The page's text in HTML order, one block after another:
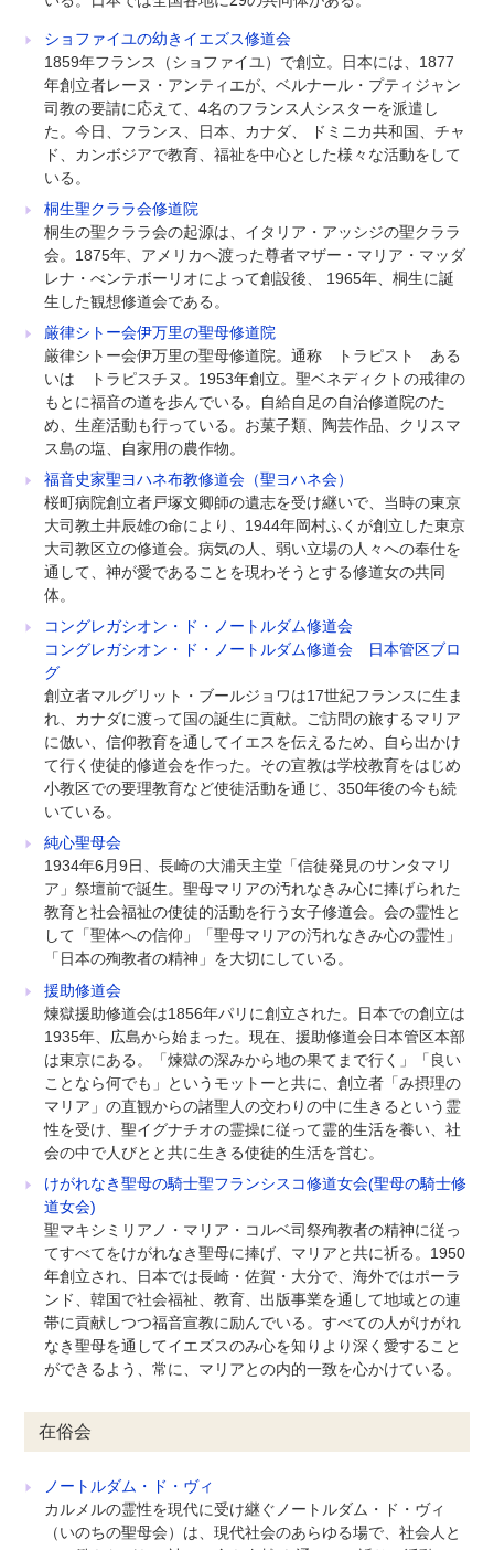
ショファイユの幼きイエズス修道会
1859年フランス（ショファイユ）で創立。日本には、1877
年創立者レーヌ・アンティエが、ベルナール・プティジャン
司教の要請に応えて、4名のフランス人シスターを派遣し
た。今日、フランス、日本、カナダ、 ドミニカ共和国、チャ
ド、カンボジアで教育、福祉を中心とした様々な活動をして
いる。
桐生聖クララ会修道院
桐生の聖クララ会の起源は、イタリア・アッシジの聖クララ
会。1875年、アメリカへ渡った尊者マザー・マリア・マッダ
レナ・べンテボーリオによって創設後、 1965年、桐生に誕
生した観想修道会である。
厳律シトー会伊万里の聖母修道院
厳律シトー会伊万里の聖母修道院。通称 トラピスト ある
いは トラピスチヌ。1953年創立。聖ベネディクトの戒律の
もとに福音の道を歩んでいる。自給自足の自治修道院のた
め、生産活動も行っている。お菓子類、陶芸作品、クリスマ
ス島の塩、自家用の農作物。
福音史家聖ヨハネ布教修道会（聖ヨハネ会）
桜町病院創立者戸塚文卿師の遺志を受け継いで、当時の東京
大司教土井辰雄の命により、1944年岡村ふくが創立した東京
大司教区立の修道会。病気の人、弱い立場の人々への奉仕を
通して、神が愛であることを現わそうとする修道女の共同
体。
コングレガシオン・ド・ノートルダム修道会
コングレガシオン・ド・ノートルダム修道会 日本管区ブロ
グ
創立者マルグリット・ブールジョワは17世紀フランスに生ま
れ、カナダに渡って国の誕生に貢献。ご訪問の旅するマリア
に倣い、信仰教育を通してイエスを伝えるため、自ら出かけ
て行く使徒的修道会を作った。その宣教は学校教育をはじめ
小教区での要理教育など使徒活動を通じ、350年後の今も続
いている。
純心聖母会
1934年6月9日、長崎の大浦天主堂「信徒発見のサンタマリ
ア」祭壇前で誕生。聖母マリアの汚れなきみ心に捧げられた
教育と社会福祉の使徒的活動を行う女子修道会。会の霊性と
して「聖体への信仰」「聖母マリアの汚れなきみ心の霊性」
「日本の殉教者の精神」を大切にしている。
援助修道会
煉獄援助修道会は1856年パリに創立された。日本での創立は
1935年、広島から始まった。現在、援助修道会日本管区本部
は東京にある。「煉獄の深みから地の果てまで行く」「良い
ことなら何でも」というモットーと共に、創立者「み摂理の
マリア」の直観からの諸聖人の交わりの中に生きるという霊
性を受け、聖イグナチオの霊操に従って霊的生活を養い、社
会の中で人びとと共に生きる使徒的生活を営む。
けがれなき聖母の騎士聖フランシスコ修道女会(聖母の騎士修
道女会)
聖マキシミリアノ・マリア・コルベ司祭殉教者の精神に従っ
てすべてをけがれなき聖母に捧げ、マリアと共に祈る。1950
年創立され、日本では長崎・佐賀・大分で、海外ではポーラ
ンド、韓国で社会福祉、教育、出版事業を通して地域との連
帯に貢献しつつ福音宣教に励んでいる。すべての人がけがれ
なき聖母を通してイエズスのみ心を知りより深く愛すること
ができるよう、常に、マリアとの内的一致を心かけている。
在俗会
ノートルダム・ド・ヴィ
カルメルの霊性を現代に受け継ぐノートルダム・ド・ヴィ
（いのちの聖母会）は、現代社会のあらゆる場で、社会人と